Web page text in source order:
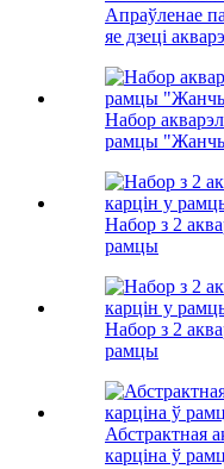
Апраўленае
яе дзеці
Набор
рамцы
Набор з 2
рамцы
Набор з 2
рамцы
Абстрактная
карціна ў